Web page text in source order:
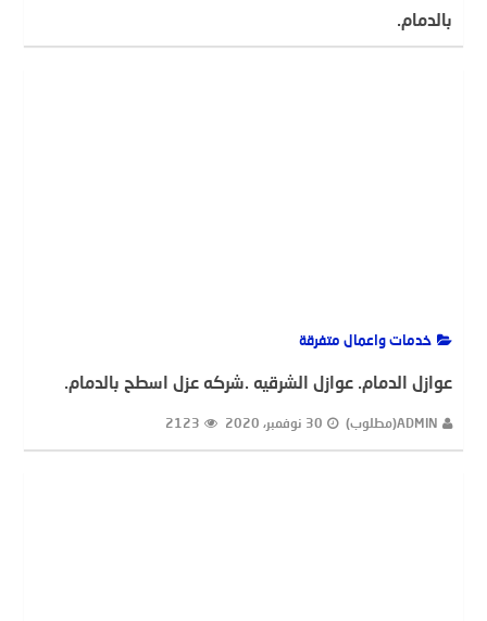
بالدمام.
خدمات واعمال متفرقة
عوازل الدمام. عوازل الشرقيه .شركه عزل اسطح بالدمام.
ADMIN(مطلوب) 30 نوفمبر، 2020 2123